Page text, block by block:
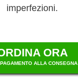
imperfezioni.
ORA
ALLA CONSEGNA